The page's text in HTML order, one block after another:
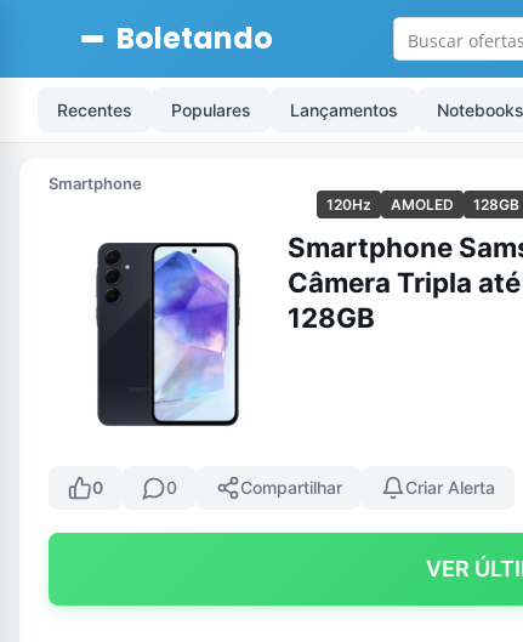
Boletando
Recentes Populares Lançamentos Notebooks
Smartphone
120Hz AMOLED 128GB
Smartphone
Câmera Tripla
128GB
0 0 Compartilhar Criar Alerta
VER